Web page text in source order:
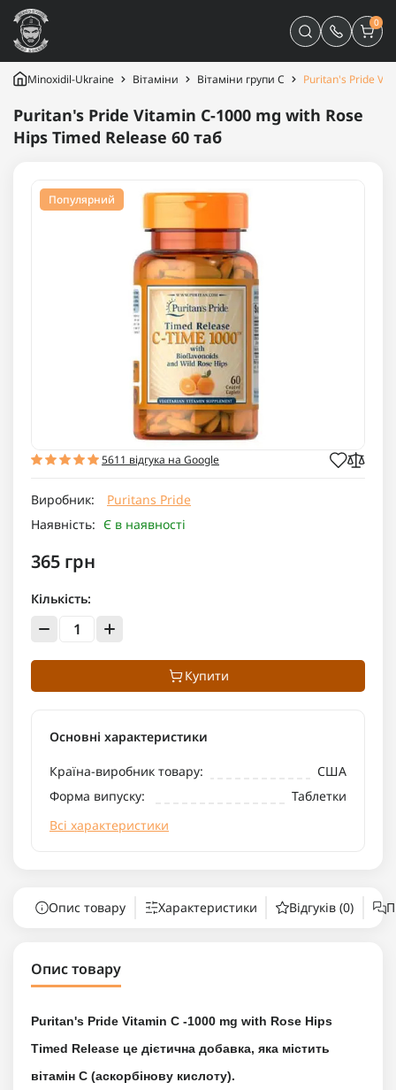
0
Minoxidil-Ukraine Вітаміни Вітаміни групи С Puritan's Pride
Puritan's Pride Vitamin C-1000 mg with Rose
Hips Timed Release 60 таб
Популярний
5611 відгука на Google
Виробник:
Puritans Pride
Наявність: Є в наявності
365 грн
Кількість:
Купити
Основні характеристики
Країна-виробник товару:
США
Форма випуску:
Таблетки
Всі характеристики
Опис товару Характеристики Відгуків (0)
Опис товару
Puritan's Pride Vitamin C -1000 mg with Rose Hips
Timed Release це дієтична добавка, яка містить
вітамін С (аскорбінову кислоту).